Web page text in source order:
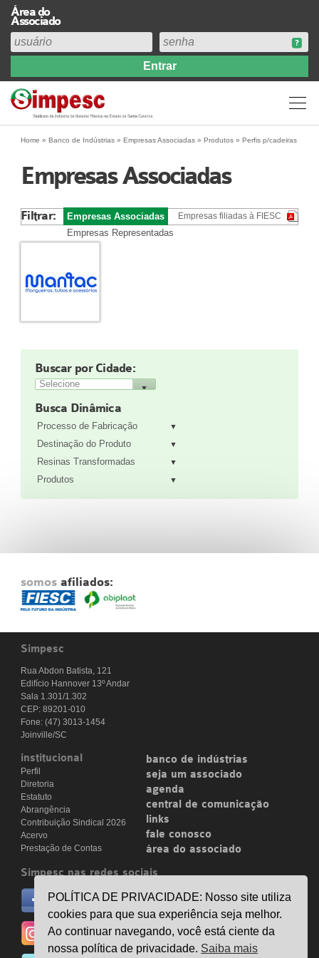
Área do
Associado
Institucional
Perfil
Diretoria
Abrangência
Acervo
Prestação de Contas
Links
SEJA UM ASSOCIADO
VAGAS
Home » Banco de Indústrias » Empresas Associadas » Produtos » Perfis p/cadeiras
Empresas Associadas
Empresas filiadas à FIESC
Filtrar:
Empresas Associadas
Empresas Representadas
Buscar por Cidade:
Busca Dinâmica
Processo de Fabricação
Destinação do Produto
Resinas Transformadas
Produtos
somos afiliados:
Simpesc
Rua Abdon Batista, 121
Edifício Hannover 13º Andar
Sala 1.301/1.302
CEP: 89201-010
Fone: (47) 3013-1454
Joinville/SC
institucional
Perfil
Diretoria
Estatuto
Abrangência
Contribuição Sindical 2026
Acervo
Prestação de Contas
banco de indústrias
seja um associado
agenda
central de comunicação
links
fale conosco
área do associado
Simpesc nas redes sociais
no facebook
/simpesc
no instagram
@simpescplasticos
POLÍTICA DE PRIVACIDADE: Nosso site utiliza
cookies para que sua experiência seja melhor.
Ao continuar navegando, você está ciente da
nossa política de privacidade. Saiba mais